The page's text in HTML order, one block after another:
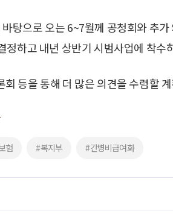
탕으로 오는 6~7월께 공청회와 추
정하고 내년 상반기 시범사업에 착수
등을 통해 더 많은 의견을 수렴할
험 #복지부 #간병비급여화